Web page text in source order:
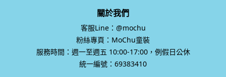
關於我們
客服Line：@mochu
粉絲專頁：MoChu童裝
服務時間：週一至週五 10:00-17:00，例假日公休
統一編號：69383410